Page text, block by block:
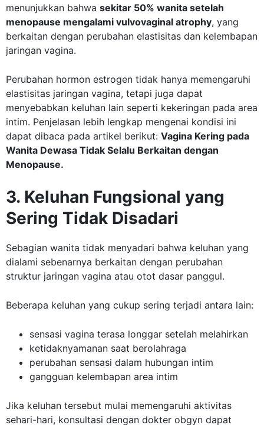
menunjukkan bahwa sekitar 50% wanita setelah
menopause mengalami vulvovaginal atrophy, yang
berkaitan dengan perubahan elastisitas dan kelembapan
jaringan vagina.
Perubahan hormon estrogen tidak hanya memengaruhi
elastisitas jaringan vagina, tetapi juga dapat
menyebabkan keluhan lain seperti kekeringan pada area
intim. Penjelasan lebih lengkap mengenai kondisi ini
dapat dibaca pada artikel berikut: Vagina Kering pada
Wanita Dewasa Tidak Selalu Berkaitan dengan
Menopause.
3. Keluhan Fungsional yang
Sering Tidak Disadari
Sebagian wanita tidak menyadari bahwa keluhan yang
dialami sebenarnya berkaitan dengan perubahan
struktur jaringan vagina atau otot dasar panggul.
Beberapa keluhan yang cukup sering terjadi antara lain:
sensasi vagina terasa longgar setelah melahirkan
ketidaknyamanan saat berolahraga
perubahan sensasi dalam hubungan intim
gangguan kelembapan area intim
Jika keluhan tersebut mulai memengaruhi aktivitas
sehari-hari, konsultasi dengan dokter obgyn dapat